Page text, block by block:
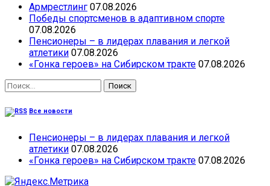
Армрестлинг 07.08.2026
Победы спортсменов в адаптивном спорте
07.08.2026
Пенсионеры – в лидерах плавания и легкой
атлетики 07.08.2026
«Гонка героев» на Сибирском тракте 07.08.2026
Найти:
Все новости
Пенсионеры – в лидерах плавания и легкой
атлетики 07.08.2026
«Гонка героев» на Сибирском тракте 07.08.2026